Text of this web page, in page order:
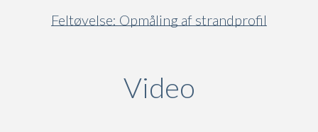
Feltøvelse: Opmåling af strandprofil
Video